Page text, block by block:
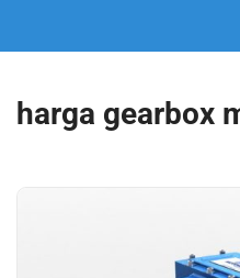
harga gearbox